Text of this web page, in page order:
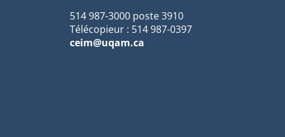
514 987-3000 poste 3910
Télécopieur : 514 987-0397
ceim@uqam.ca